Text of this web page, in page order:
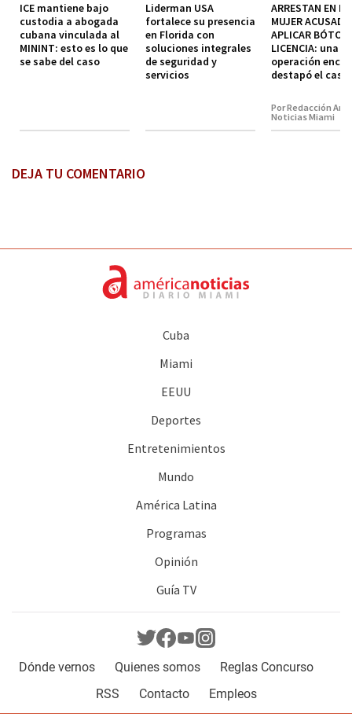
ICE mantiene bajo
custodia a abogada
cubana vinculada al
MININT: esto es lo que
se sabe del caso
Liderman USA
fortalece su presencia
en Florida con
soluciones integrales
de seguridad y
servicios
ARRESTAN EN
MUJER
APLICAR BÓTOX
LICENCIA: una
operación
destapó el caso
Por Redacción
Noticias Miami
DEJA TU COMENTARIO
Cuba
Miami
EEUU
Deportes
Entretenimientos
Mundo
América Latina
Programas
Opinión
Guía TV
Dónde vernos Quienes somos
Reglas Concurso
RSS
Contacto Empleos